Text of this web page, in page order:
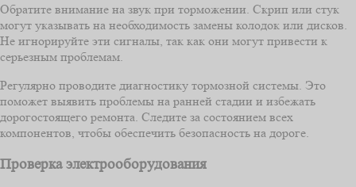
Обратите внимание на звук при торможении. Скрип или стук
могут указывать на необходимость замены колодок или дисков.
Не игнорируйте эти сигналы, так как они могут привести к
серьезным проблемам.
Регулярно проводите диагностику тормозной системы. Это
поможет выявить проблемы на ранней стадии и избежать
дорогостоящего ремонта. Следите за состоянием всех
компонентов, чтобы обеспечить безопасность на дороге.
Проверка электрооборудования